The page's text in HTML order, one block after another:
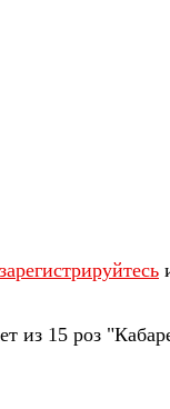
зарегистрируйтесь
из 15 роз